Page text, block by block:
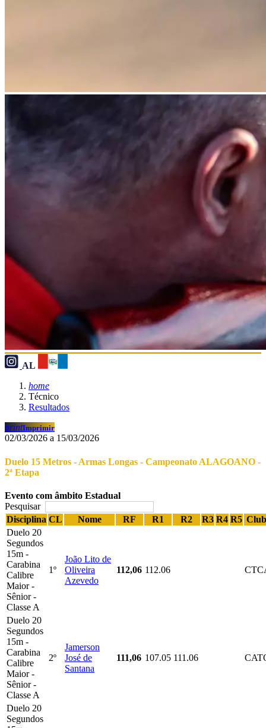
AL
home
Técnico
Resultados
printImprimir
02/03/2026 a 15/03/2026
Duelo 15 Metros - Armas Longas - Campeonato ALAGOANO -
2ª Etapa
Evento com âmbito Estadual
Pesquisar
Disciplina CL Nome RF R1 R2 R3 R4 R5
Duelo 20
Segundos
15m -
Carabina
Calibre
Maior -
Sênior -
Classe A
1º
João Lito de
Oliveira
Azevedo
112,06 112.06
Duelo 20
Segundos
15m -
Carabina
Calibre
Maior -
Sênior -
Classe A
2º
Jamerson
José de
Santana
111,06 107.05 111.06
Duelo 20
Segundos